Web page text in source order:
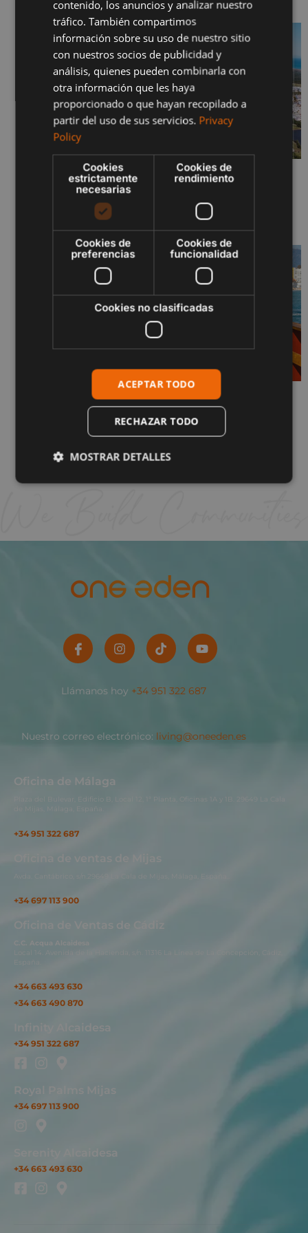
SERENITY JUNIO 2026 – FASES I Y II
29 de junio de 2026
¿Cómo es realmente vivir en La Cala de
Mijas? Guía completa
1 de junio de 2026
Sigue leyendo "
Llámanos hoy +34 951 322 687
Nuestro correo electrónico: living@oneeden.es
Oficina de Málaga
Plaza del Bulevar, Edificio B, Local 12, 1ª Planta, Oficinas 1A y 1B. 29649 La Cala
de Mijas, Málaga, España.
+34 951 322 687
Avda. Cantábrico, s/n.29649 La Cala de Mijas, Málaga, España..
+34 697 113 900
Oficina de Ventas de Cádiz
C.C. Acqua Alcaidesa
Local 14. Avenida de la Hacienda, s/n. 11316 La Línea de La Concepción, Cádiz,
España.
+34 663 493 630
+34 663 490 870
Infinity Alcaidesa
+34 951 322 687
Royal Palms Mijas
+34 697 113 900
Serenity Alcaidesa
+34 663 493 630
SPANISH
FRENCH
contenido, los anuncios y analizar nuestro
tráfico. También compartimos
información sobre su uso de nuestro sitio
con nuestros socios de publicidad y
análisis, quienes pueden combinarla con
otra información que les haya
proporcionado o que hayan recopilado a
partir del uso de sus servicios. Privacy
Policy
Cookies
estrictamente
necesarias
Cookies de
rendimiento
Cookies de
preferencias
Cookies de
funcionalidad
Cookies no clasificadas
ACEPTAR TODO
RECHAZAR TODO
MOSTRAR DETALLES